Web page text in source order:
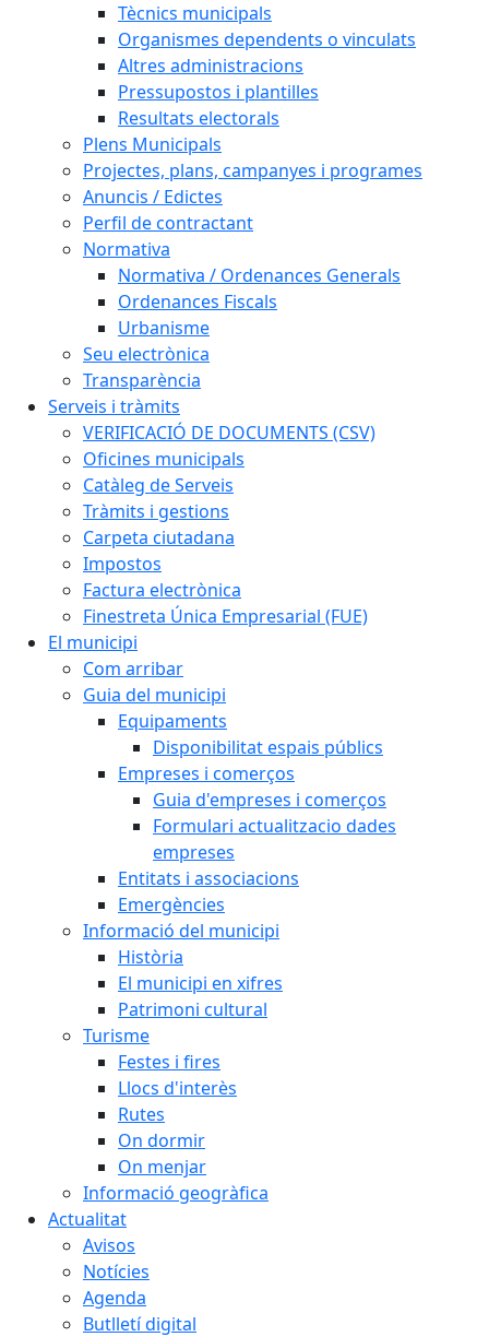
Tècnics municipals
Organismes dependents o vinculats
Altres administracions
Pressupostos i plantilles
Resultats electorals
Plens Municipals
Projectes, plans, campanyes i programes
Anuncis / Edictes
Perfil de contractant
Normativa
Normativa / Ordenances Generals
Ordenances Fiscals
Urbanisme
Seu electrònica
Transparència
Serveis i tràmits
VERIFICACIÓ DE DOCUMENTS (CSV)
Oficines municipals
Catàleg de Serveis
Tràmits i gestions
Carpeta ciutadana
Impostos
Factura electrònica
Finestreta Única Empresarial (FUE)
El municipi
Com arribar
Guia del municipi
Equipaments
Disponibilitat espais públics
Empreses i comerços
Guia d'empreses i comerços
Formulari actualitzacio dades
empreses
Entitats i associacions
Emergències
Informació del municipi
Història
El municipi en xifres
Patrimoni cultural
Turisme
Festes i fires
Llocs d'interès
Rutes
On dormir
On menjar
Informació geogràfica
Actualitat
Avisos
Notícies
Agenda
Butlletí digital